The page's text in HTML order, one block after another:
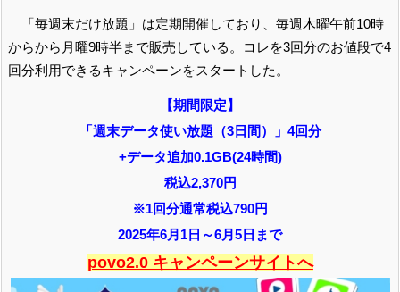
「毎週末だけ放題」は定期開催しており、毎週木曜午前10時
からから月曜9時半まで販売している。コレを3回分のお値段で4
回分利用できるキャンペーンをスタートした。
【期間限定】
「週末データ使い放題（3日間）」4回分
+データ追加0.1GB(24時間)
税込2,370円
※1回分通常税込790円
2025年6月1日～6月5日まで
povo2.0 キャンペーンサイトへ